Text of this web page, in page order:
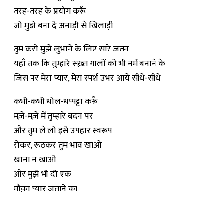
तरह-तरह के प्रयोग करूँ
जो मुझे बना दे अनाड़ी से खिलाड़ी
तुम करो मुझे लुभाने के लिए सारे जतन
यहाँ तक कि तुम्हारे सख़्त गालों को भी नर्म बनाने के
जिस पर मेरा प्यार, मेरा स्पर्श उभर आये सीधे-सीधे
कभी-कभी धोल-धप्पट्टा करूँ
मज़े-मज़े में तुम्हारे बदन पर
और तुम ले लो इसे उपहार स्वरूप
रोकर, रूठकर तुम भाव खाओ
खाना न खाओ
और मुझे भी दो एक
मौक़ा प्यार जताने का